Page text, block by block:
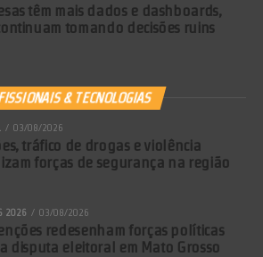
têm mais dados e dashboards,
tomando decisões ruins
& TECNOLOGIAS
03/08/2026
tráfico de drogas e violência
forças de segurança na região
2026 03/08/2026
redesenham forças políticas
disputa eleitoral em Mato Grosso